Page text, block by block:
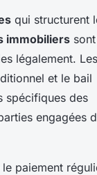
qui structurent
immobiliers
légalement.
et le bail
spécifiques des
engagées
paiement